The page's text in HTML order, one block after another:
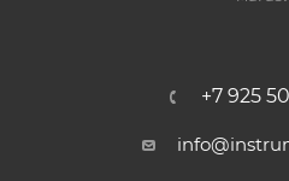
+7 925